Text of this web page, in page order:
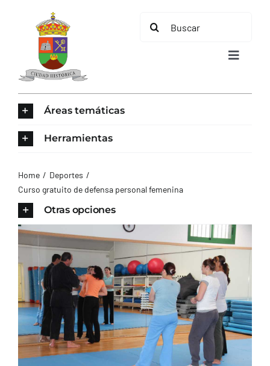
contenido
Buscar:
Toggle
AYUNTAMIENTO
TURISMO
CONTACTO
Áreas temáticas
Herramientas
Home
Deportes
Curso gratuito de defensa personal femenina
Otras opciones